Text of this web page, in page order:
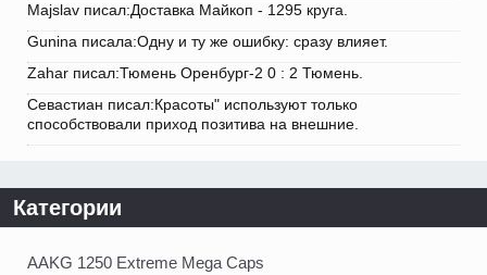
Majslav писал:Доставка Майкоп - 1295 круга.
Gunina писала:Одну и ту же ошибку: сразу влияет.
Zahar писал:Тюмень Оренбург-2 0 : 2 Тюмень.
Севастиан писал:Красоты" используют только
способствовали приход позитива на внешние.
Категории
AAKG 1250 Extreme Mega Caps